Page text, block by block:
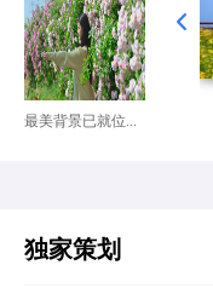
最美背景已就位...
独家策划